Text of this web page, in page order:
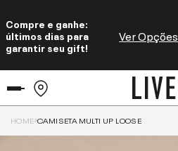
Compre e ganhe:
últimos dias para
garantir seu gift!
Ver Opções
HOME CAMISETA MULTI UP LOOSE